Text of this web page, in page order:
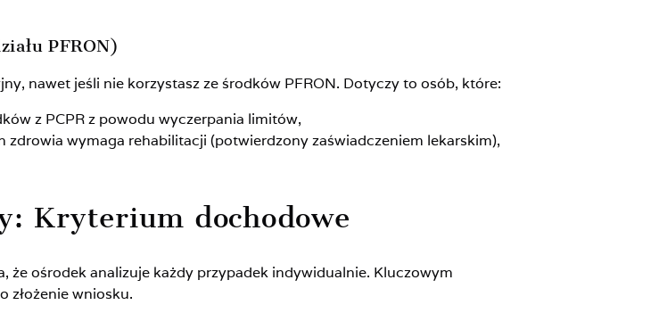
PFRON)
nawet jeśli nie korzystasz ze środków PFRON. Dotyczy to osób, które:
z PCPR z powodu wyczerpania limitów,
zdrowia wymaga rehabilitacji (potwierdzony zaświadczeniem lekarskim),
Kryterium dochodowe
że ośrodek analizuje każdy przypadek indywidualnie. Kluczowym
złożenie wniosku.